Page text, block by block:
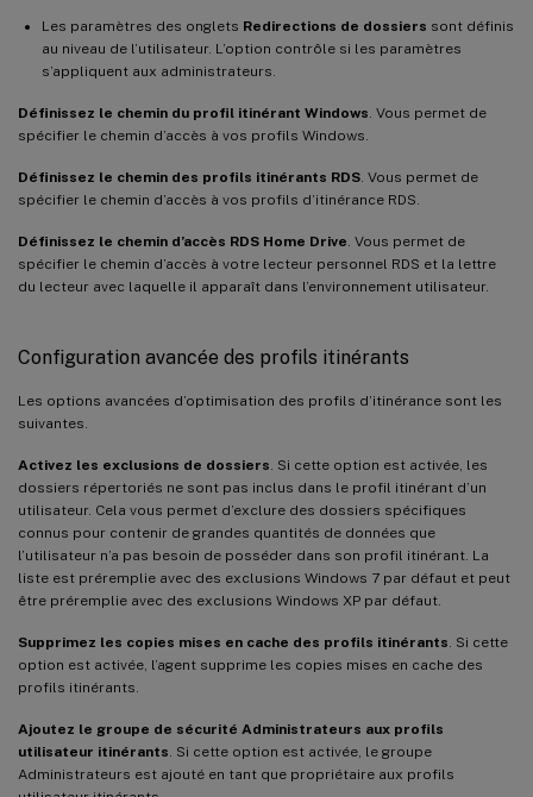
Les paramètres des onglets Redirections de dossiers sont définis
au niveau de l’utilisateur. L’option contrôle si les paramètres
s’appliquent aux administrateurs.
Définissez le chemin du profil itinérant Windows . Vous permet de
spécifier le chemin d’accès à vos profils Windows.
Définissez le chemin des profils itinérants RDS . Vous permet de
spécifier le chemin d’accès à vos profils d’itinérance RDS.
Définissez le chemin d’accès RDS Home Drive . Vous permet de
spécifier le chemin d’accès à votre lecteur personnel RDS et la lettre
du lecteur avec laquelle il apparaît dans l’environnement utilisateur.
Configuration avancée des profils itinérants
Les options avancées d’optimisation des profils d’itinérance sont les
suivantes.
Activez les exclusions de dossiers . Si cette option est activée, les
dossiers répertoriés ne sont pas inclus dans le profil itinérant d’un
utilisateur. Cela vous permet d’exclure des dossiers spécifiques
connus pour contenir de grandes quantités de données que
l’utilisateur n’a pas besoin de posséder dans son profil itinérant. La
liste est préremplie avec des exclusions Windows 7 par défaut et peut
être préremplie avec des exclusions Windows XP par défaut.
Supprimez les copies mises en cache des profils itinérants . Si cette
option est activée, l’agent supprime les copies mises en cache des
profils itinérants.
Ajoutez le groupe de sécurité Administrateurs aux profils
utilisateur itinérants . Si cette option est activée, le groupe
Administrateurs est ajouté en tant que propriétaire aux profils